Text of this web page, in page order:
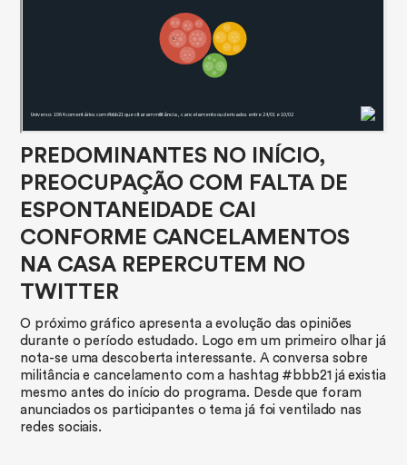
PREDOMINANTES NO INÍCIO,
PREOCUPAÇÃO COM FALTA DE
ESPONTANEIDADE CAI
CONFORME CANCELAMENTOS
NA CASA REPERCUTEM NO
TWITTER​
O próximo gráfico apresenta a evolução das opiniões
durante o período estudado.​ Logo em um primeiro olhar já
nota-se uma descoberta interessante. A conversa sobre
militância e cancelamento com a hashtag #bbb21 já existia
mesmo antes do início do programa. Desde que foram
anunciados os participantes o tema já foi ventilado nas
redes sociais.